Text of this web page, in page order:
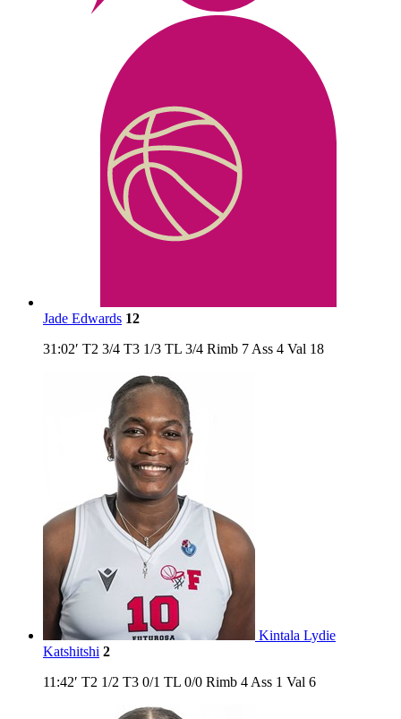
Jade Edwards 12
31:02′ T2 3/4 T3 1/3 TL 3/4 Rimb 7 Ass 4 Val 18
Kintala Lydie
Katshitshi 2
11:42′ T2 1/2 T3 0/1 TL 0/0 Rimb 4 Ass 1 Val 6